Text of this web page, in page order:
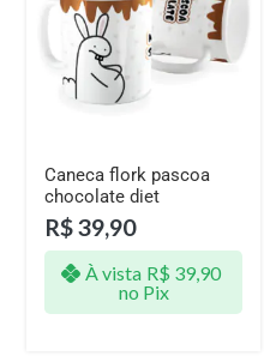
Caneca flork pascoa
chocolate diet
R$39,90
À vista R$ 39,90
no Pix